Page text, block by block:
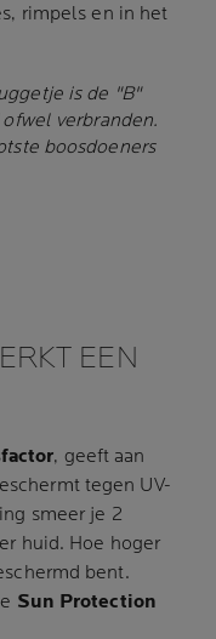
rimpels en in het
is de "B"
verbranden.
boosdoeners
EEN
, geeft aan
tegen UV-
smeer je 2
huid. Hoe hoger
bent.
Sun Protection